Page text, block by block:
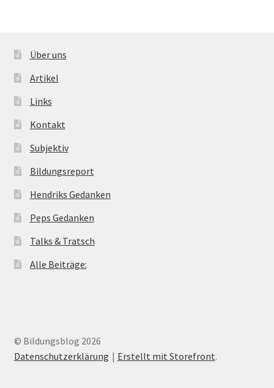
Über uns
Artikel
Links
Kontakt
Subjektiv
Bildungsreport
Hendriks Gedanken
Peps Gedanken
Talks & Tratsch
Alle Beiträge:
© Bildungsblog 2026
Datenschutzerklärung
Erstellt mit Storefront.